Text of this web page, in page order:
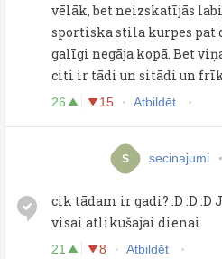
vēlāk, bet neizskatījās
sportiska stila kurpes pat
galīgi negāja kopā. Bet
citi ir tādi un sitādi un
26 15 Atbildēt
S secinajumi
cik tādam ir gadi? :D :D
visai atlikušajai dienai.
21 8 Atbildēt